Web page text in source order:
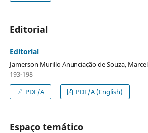
Editorial
Editorial
Jamerson Murillo Anunciação de Souza,
193-198
PDF/A
PDF/A (English)
Espaço temático